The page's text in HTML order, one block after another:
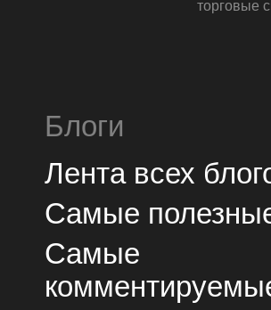
торговые
Блоги
Лента всех
Самые
Самые